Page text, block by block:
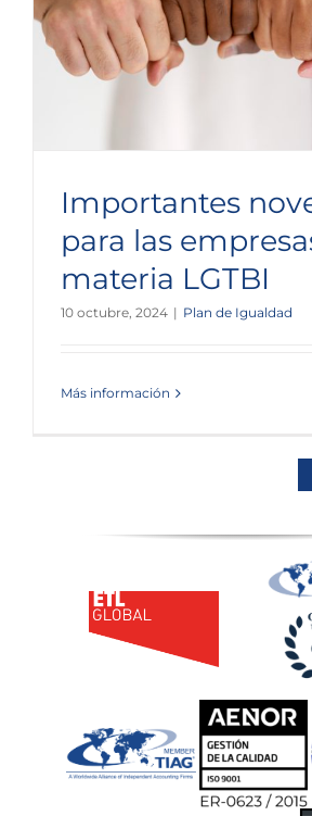
Importantes
para las
materia LGTBI
10 octubre, 2024 | Plan de Igualdad
Más información